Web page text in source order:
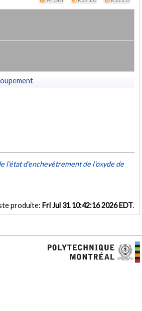
l'état d'enchevêtrement de l'oxyde de
produite: Fri Jul 31 10:42:16 2026 EDT.